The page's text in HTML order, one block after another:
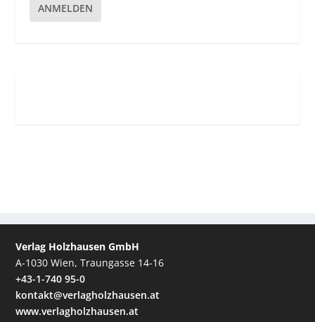
ANMELDEN
Verlag Holzhausen GmbH
A-1030 Wien, Traungasse 14-16
+43-1-740 95-0
kontakt@verlagholzhausen.at
www.verlagholzhausen.at